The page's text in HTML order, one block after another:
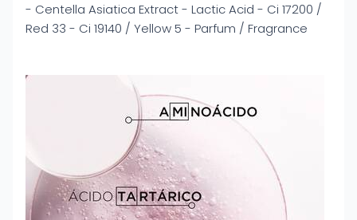
- Centella Asiatica Extract - Lactic Acid - Ci 17200 /
Red 33 - Ci 19140 / Yellow 5 - Parfum / Fragrance